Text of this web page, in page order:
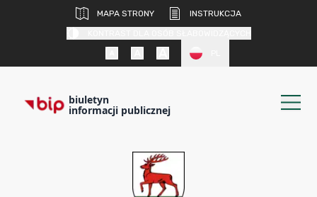
MAPA STRONY
INSTRUKCJA
biuletyn
informacji publicznej